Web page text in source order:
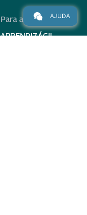
Para alunos
APRENDIZÁGIL
AJUDA